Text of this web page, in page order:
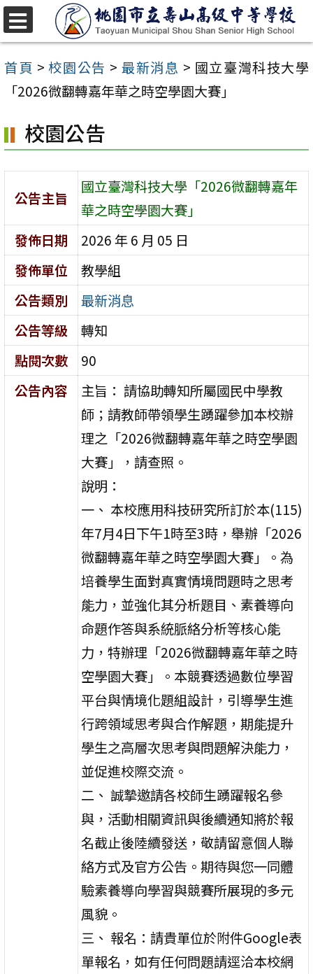
跳
至
主
容
區
首頁 >校園公告 >最新消息 > 國立臺灣科技大學
「2026微翻轉嘉年華之時空學園大賽」
校園公告
公告主旨
國立臺灣科技大學「2026微翻轉嘉年
華之時空學園大賽」
發佈日期
2026 年 6 月 05 日
發佈單位
教學組
公告類別
最新消息
公告等級
轉知
點閱次數
90
公告內容
主旨： 請協助轉知所屬國民中學教
師；請教師帶領學生踴躍參加本校辦
理之「2026微翻轉嘉年華之時空學園
大賽」，請查照。
說明：
一、 本校應用科技研究所訂於本(115)
年7月4日下午1時至3時，舉辦「2026
微翻轉嘉年華之時空學園大賽」。為
培養學生面對真實情境問題時之思考
能力，並強化其分析題目、素養導向
命題作答與系統脈絡分析等核心能
力，特辦理「2026微翻轉嘉年華之時
空學園大賽」。本競賽透過數位學習
平台與情境化題組設計，引導學生進
行跨領域思考與合作解題，期能提升
學生之高層次思考與問題解決能力，
並促進校際交流。
二、 誠摯邀請各校師生踴躍報名參
與，活動相關資訊與後續通知將於報
名截止後陸續發送，敬請留意個人聯
絡方式及官方公告。期待與您一同體
驗素養導向學習與競賽所展現的多元
風貌。
三、 報名：請貴單位於附件Google表
單報名，如有任何問題請逕洽本校網
選
單